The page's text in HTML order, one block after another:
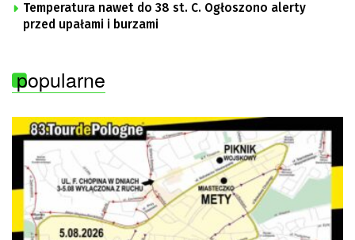
Temperatura nawet do 38 st. C. Ogłoszono alerty
przed upałami i burzami
popularne